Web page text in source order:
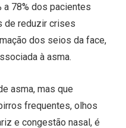
a 78% dos pacientes
de reduzir crises
dos seios da face,
à asma.
asma, mas que
frequentes, olhos
e congestão nasal, é